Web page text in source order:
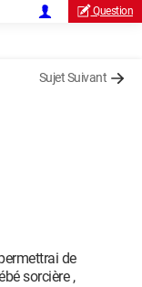
Question
Sujet Suivant
de
sorcière ,